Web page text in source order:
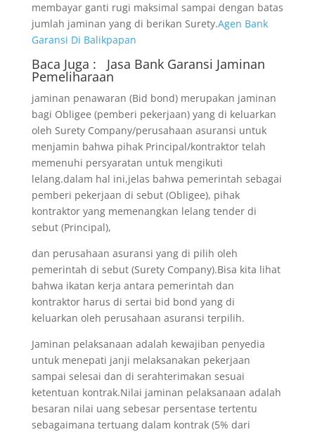
membayar ganti rugi maksimal sampai dengan batas
jumlah jaminan yang di berikan Surety.Agen Bank
Garansi Di Balikpapan
Baca Juga : Jasa Bank Garansi Jaminan
Pemeliharaan
jaminan penawaran (Bid bond) merupakan jaminan
bagi Obligee (pemberi pekerjaan) yang di keluarkan
oleh Surety Company/perusahaan asuransi untuk
menjamin bahwa pihak Principal/kontraktor telah
memenuhi persyaratan untuk mengikuti
lelang.dalam hal ini,jelas bahwa pemerintah sebagai
pemberi pekerjaan di sebut (Obligee), pihak
kontraktor yang memenangkan lelang tender di
sebut (Principal),
dan perusahaan asuransi yang di pilih oleh
pemerintah di sebut (Surety Company).Bisa kita lihat
bahwa ikatan kerja antara pemerintah dan
kontraktor harus di sertai bid bond yang di
keluarkan oleh perusahaan asuransi terpilih.
Jaminan pelaksanaan adalah kewajiban penyedia
untuk menepati janji melaksanakan pekerjaan
sampai selesai dan di serahterimakan sesuai
ketentuan kontrak.Nilai jaminan pelaksanaan adalah
besaran nilai uang sebesar persentase tertentu
sebagaimana tertuang dalam kontrak (5% dari